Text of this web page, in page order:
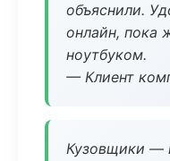
объяснили.
онлайн, пока
ноутбуком.
— Клиент
Кузовщики —